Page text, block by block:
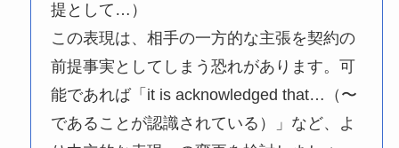
提として…）
この表現は、相手の一方的な主張を契約の
前提事実としてしまう恐れがあります。可
能であれば「it is acknowledged that…（〜
であることが認識されている）」など、よ